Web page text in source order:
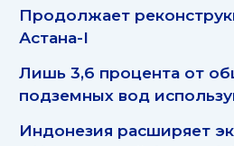
Продолжает
Астана-I
Лишь 3,6 процента от
подземных вод
Индонезия расширяет